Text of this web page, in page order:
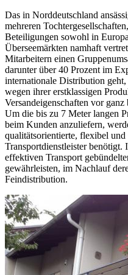
Das in Norddeutschland
mehreren
Beteiligungen sowohl in
Überseemärkten namhaft
Mitarbeitern einen
darunter über 40 Prozent im
internationale Distribution
wegen ihrer erstklassigen
Versandeigenschaften vor
Um die bis zu 7 Meter langen
beim Kunden anzuliefern,
qualitätsorientierte, flexibel und
Transportdienstleister benötigt.
effektiven Transport
gewährleisten, im Nachlauf
Feindistribution.